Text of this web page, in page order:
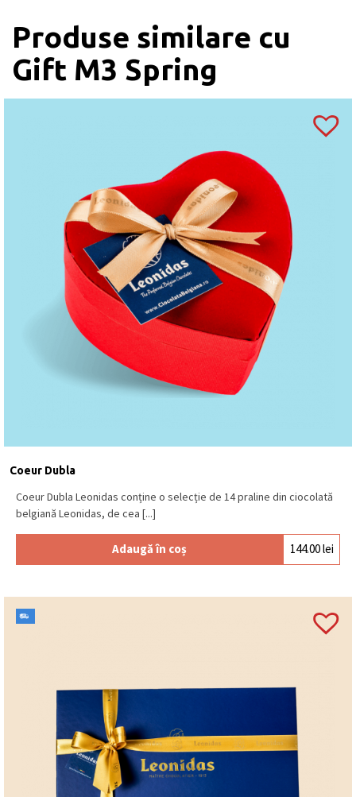
Produse similare cu
Gift M3 Spring
Coeur Dubla
Coeur Dubla Leonidas conține o selecție de 14 praline din ciocolată
belgiană Leonidas, de cea [...]
Adaugă în coș 144.00lei